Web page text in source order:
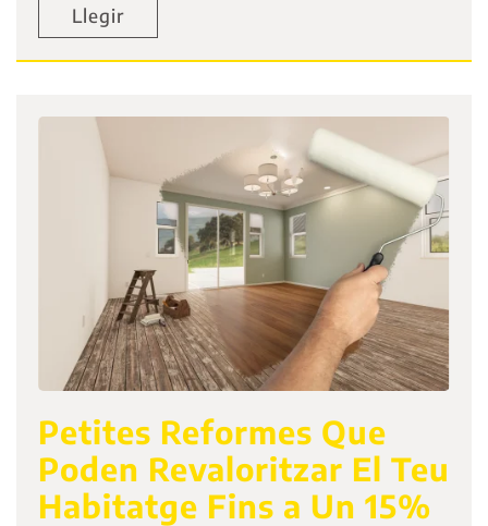
Llegir
Petites Reformes Que
Poden Revaloritzar El Teu
Habitatge Fins a Un 15%